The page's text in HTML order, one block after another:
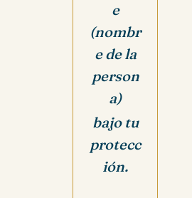
e
(nombr
e de la
person
a)
bajo tu
protecc
ión.